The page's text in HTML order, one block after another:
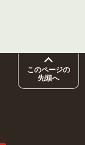
このページの
先頭へ